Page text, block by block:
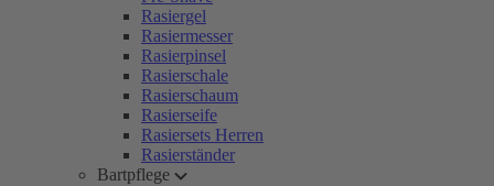
Rasiergel
Rasiermesser
Rasierpinsel
Rasierschale
Rasierschaum
Rasierseife
Rasiersets Herren
Rasierständer
Bartpflege